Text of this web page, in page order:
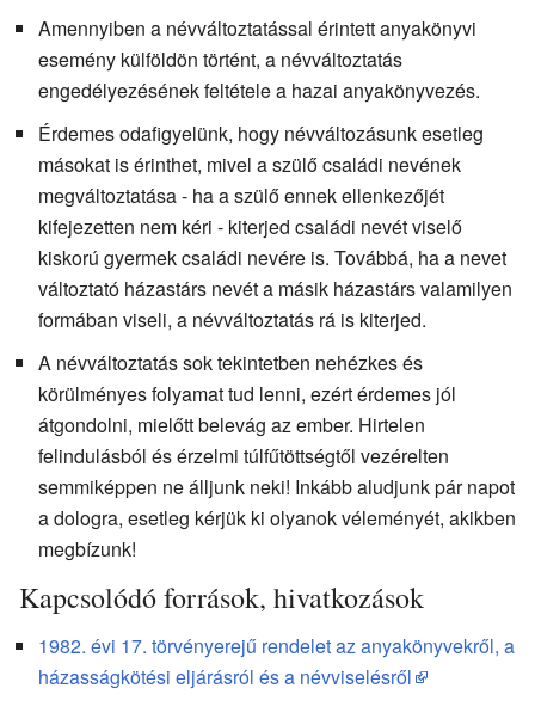
Amennyiben a névváltoztatással érintett anyakönyvi
esemény külföldön történt, a névváltoztatás
engedélyezésének feltétele a hazai anyakönyvezés.
Érdemes odafigyelünk, hogy névváltozásunk esetleg
másokat is érinthet, mivel a szülő családi nevének
megváltoztatása - ha a szülő ennek ellenkezőjét
kifejezetten nem kéri - kiterjed családi nevét viselő
kiskorú gyermek családi nevére is. Továbbá, ha a nevet
változtató házastárs nevét a másik házastárs valamilyen
formában viseli, a névváltoztatás rá is kiterjed.
A névváltoztatás sok tekintetben nehézkes és
körülményes folyamat tud lenni, ezért érdemes jól
átgondolni, mielőtt belevág az ember. Hirtelen
felindulásból és érzelmi túlfűtöttségtől vezérelten
semmiképpen ne álljunk neki! Inkább aludjunk pár napot
a dologra, esetleg kérjük ki olyanok véleményét, akikben
megbízunk!
Kapcsolódó források, hivatkozások
1982. évi 17. törvényerejű rendelet az anyakönyvekről, a
házasságkötési eljárásról és a névviselésről